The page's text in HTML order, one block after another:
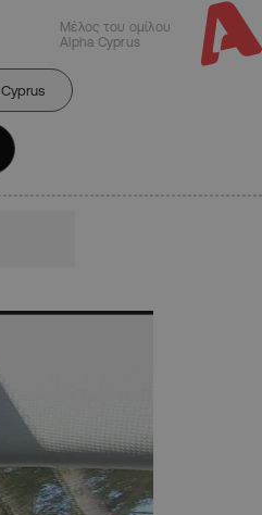
Μέλος του ομίλου
Alpha Cyprus